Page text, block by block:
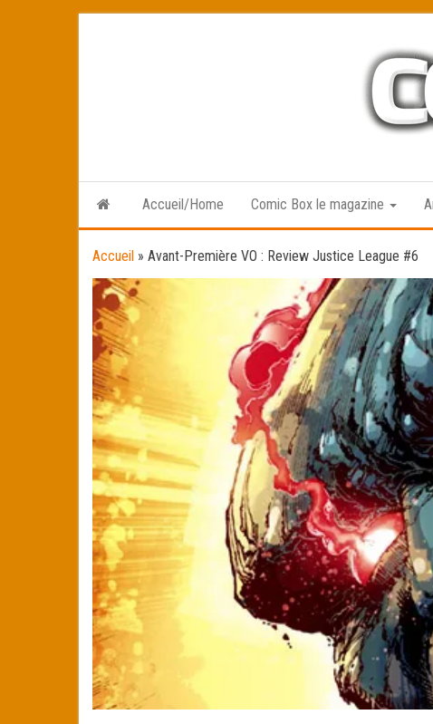
Accueil/Home Comic Box le magazine
Accueil » Avant-Première VO : Review Justice League #6